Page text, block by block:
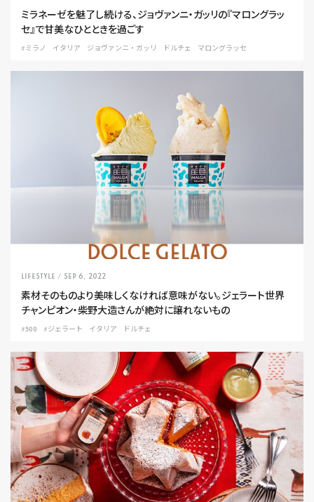
ミラネーゼを魅了し続ける、ジョヴァンニ・ガッリの『マロングラッ
セ』で甘美なひとときを過ごす
#ミラノ イタリア ジョヴァンニ・ガッリ ドルチェ マロングラッセ
LIFESTYLE / Sep 6, 2022
素材そのものより美味しくなければ意味がない。ジェラート世界
チャンピオン・柴野大造さんが絶対に譲れないもの
#500 #ジェラート イタリア ドルチェ